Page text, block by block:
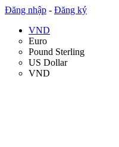
Đăng nhập - Đăng ký
VND
Euro
Pound Sterling
US Dollar
VND